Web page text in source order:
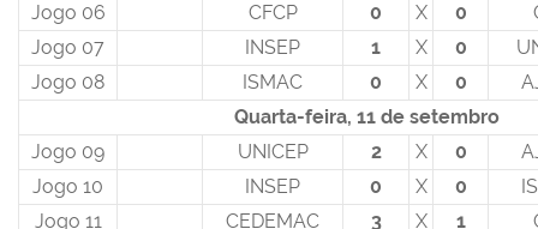
Jogo 06
CFCP 0 X 0
Jogo 07
INSEP 1 X 0
Jogo 08
ISMAC 0 X 0
Quarta-feira, 11 de setembro
Jogo 09
UNICEP 2 X 0
Jogo 10
INSEP 0 X 0
Jogo 11
CEDEMAC 3 X 1